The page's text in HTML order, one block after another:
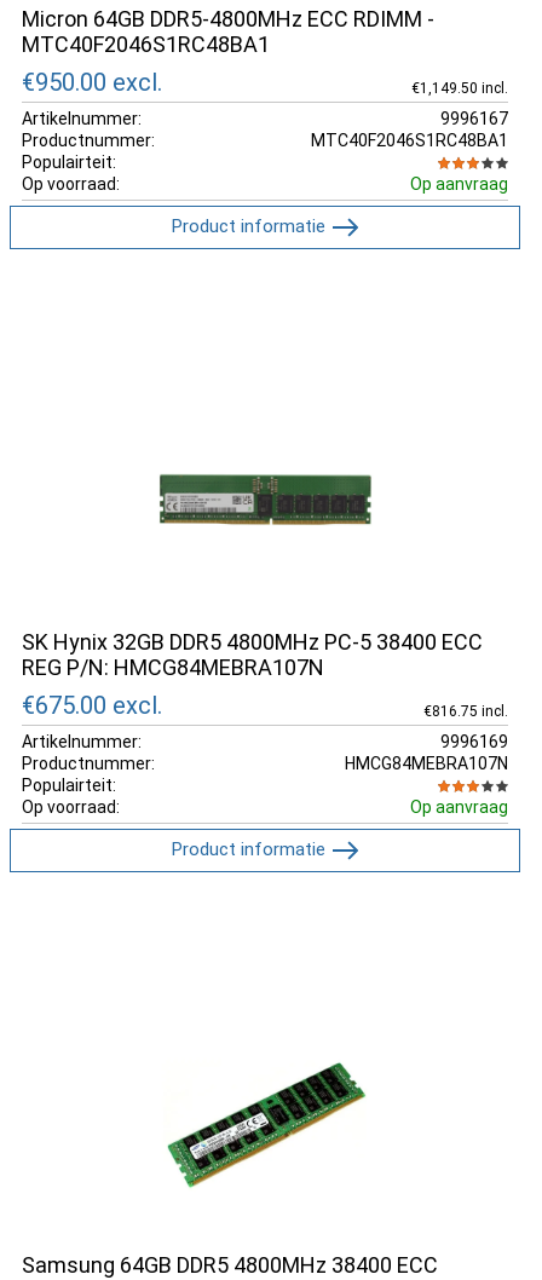
Micron 64GB DDR5-4800MHz ECC RDIMM -
MTC40F2046S1RC48BA1
€950.00 excl. €1,149.50 incl.
Artikelnummer:
9996167
Productnummer:
MTC40F2046S1RC48BA1
Populairteit:
Op voorraad:
Op aanvraag
Product informatie
SK Hynix 32GB DDR5 4800MHz PC-5 38400 ECC
REG P/N: HMCG84MEBRA107N
€675.00 excl. €816.75 incl.
Artikelnummer:
9996169
Productnummer:
HMCG84MEBRA107N
Populairteit:
Op voorraad:
Op aanvraag
Product informatie
Samsung 64GB DDR5 4800MHz 38400 ECC